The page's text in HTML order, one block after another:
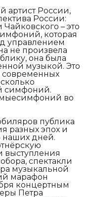
артист России,
России:
– это
которая
управлением
не произвела
она была
музыкой. Это
современных
симфоний.
во
публика
разных эпох и
наших дней.
выступления
спектакли
музыкальной
марафон
концертным
Петра